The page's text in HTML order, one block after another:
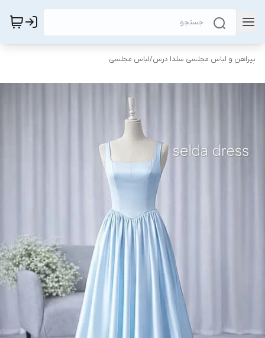
پیراهن و لباس مجلسی سلدا درس/لباس مجلسی